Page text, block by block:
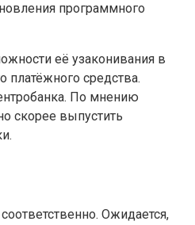
программного
её узаконивания в
средства.
По мнению
скорее выпустить
Ожидается,